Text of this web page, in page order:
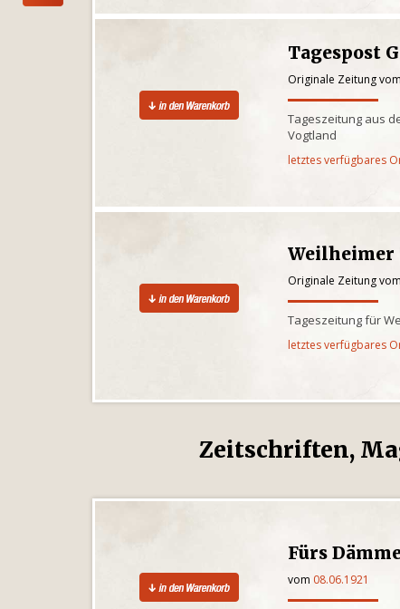
Tagespost
Originale Zeitung
Tageszeitung aus
Vogtland
letztes verfügbares
Originale Zeitung
Tageszeitung für
letztes verfügbares
Zeitschriften,
Fürs
vom 08.06.1921